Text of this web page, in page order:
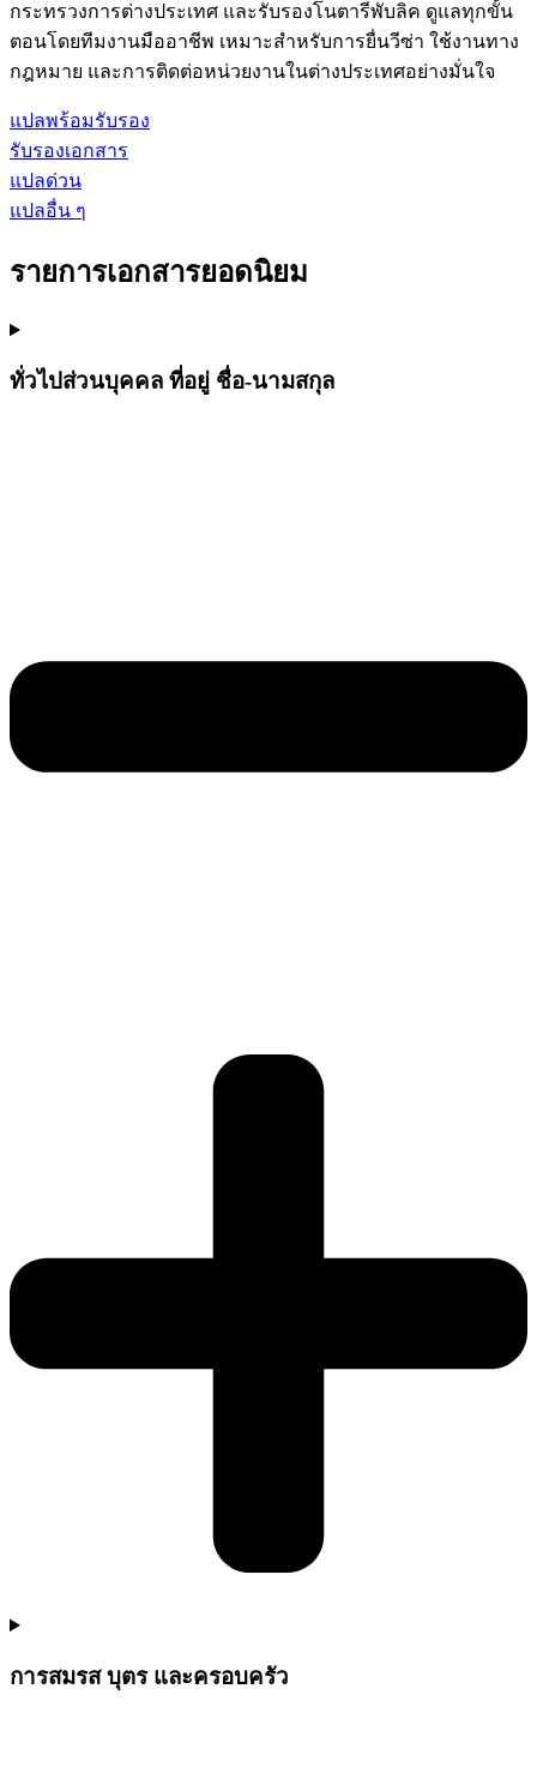
กระทรวงการต่างประเทศ และรับรองโนตารีพับลิค ดูแลทุกขั้น
ตอนโดยทีมงานมืออาชีพ เหมาะสำหรับการยื่นวีซ่า ใช้งานทาง
กฎหมาย และการติดต่อหน่วยงานในต่างประเทศอย่างมั่นใจ
แปลพร้อมรับรอง
รับรองเอกสาร
แปลด่วน
แปลอื่น ๆ
รายการเอกสารยอดนิยม
ทั่วไปส่วนบุคคล ที่อยู่ ชื่อ-นามสกุล
การสมรส บุตร และครอบครัว